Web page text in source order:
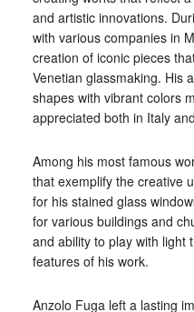
and artistic innovations.
with various companies in
creation of iconic pieces
Venetian glassmaking. His
shapes with vibrant colors
appreciated both in Italy
Among his most famous
that exemplify the creative
for his stained glass
for various buildings and
and ability to play with light
features of his work.
Anzolo Fuga left a lasting